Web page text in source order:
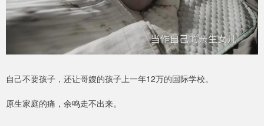
自己不要孩子，还让哥嫂的孩子上一年12万的国际学校。
原生家庭的痛，余鸣走不出来。